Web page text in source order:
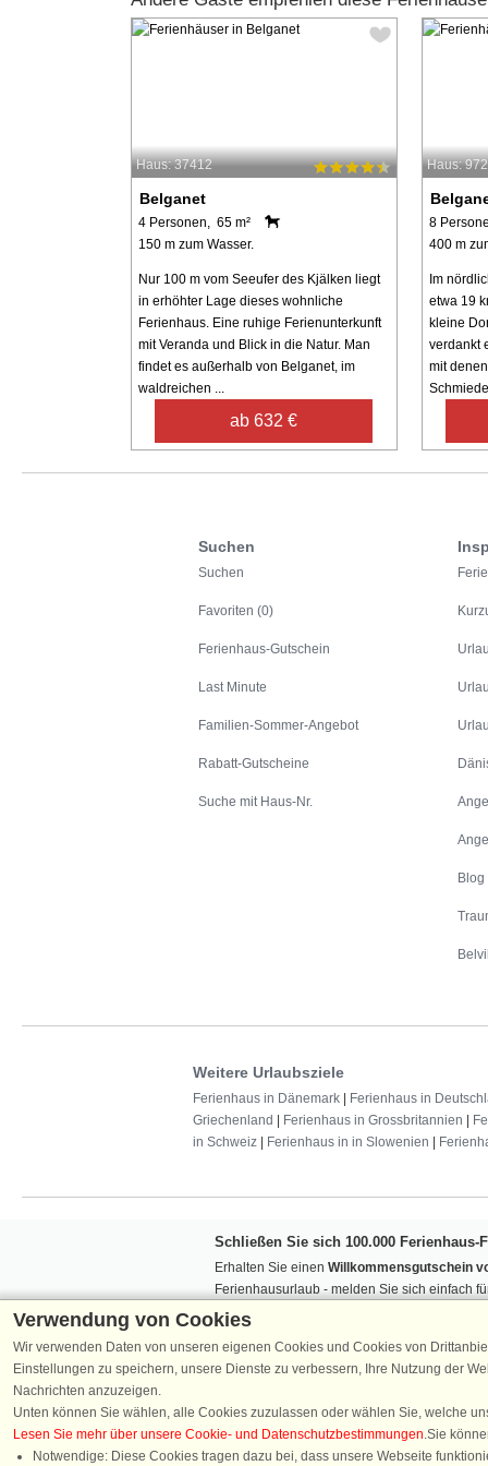
Haus: 37412
Belganet
4 Personen, 65 m²
150 m zum Wasser.
Nur 100 m vom Seeufer des Kjälken liegt
in erhöhter Lage dieses wohnliche
Ferienhaus. Eine ruhige Ferienunterkunft
mit Veranda und Blick in die Natur. Man
findet es außerhalb von Belganet, im
waldreichen ...
ab 632 €
Haus:
8
400 m
Im
etwa 19
kleine
verdankt
mit
Suchen
Suchen
Favoriten (0)
Ferienhaus-Gutschein
Last Minute
Familien-Sommer-Angebot
Rabatt-Gutscheine
Suche mit Haus-Nr.
Blog
Weitere Urlaubsziele
Ferienhaus in Dänemark Ferienhaus in
Griechenland
Ferienhaus in Grossbritannien
in Schweiz
Ferienhaus in in Slowenien
Schließen Sie sich 100.000 Ferienhaus-
Erhalten Sie einen Willkommensgutschein
Ferienhausurlaub - melden Sie sich einfach
Verpassen Sie nie wieder exklusive
Folgen Sie uns:
Verwendung von Cookies
Wir verwenden Daten von unseren eigenen Cookies und Cookies von
Einstellungen zu speichern, unsere Dienste zu verbessern, Ihre Nutzung der
Nachrichten anzuzeigen.
Unten können Sie wählen, alle Cookies zuzulassen oder wählen Sie, welche
Lesen Sie mehr über unsere Cookie- und Datenschutzbestimmungen.Sie
Notwendige: Diese Cookies tragen dazu bei, dass unsere Webseite